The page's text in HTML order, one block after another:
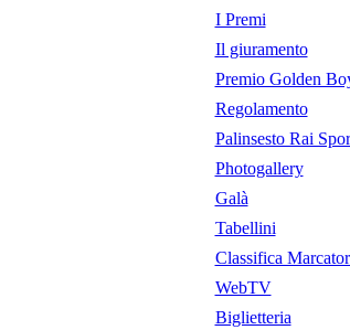
I Premi
Il giuramento
Premio Golden
Regolamento
Palinsesto Rai
Photogallery
Galà
Tabellini
Classifica
WebTV
Biglietteria